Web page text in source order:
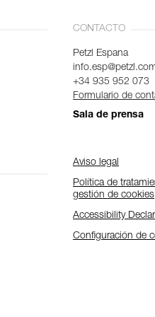
CONTACTO
Petzl Espana
+34 935 952 073
Formulario de
Sala de prensa
Aviso legal
Política de
gestión de cookies
Accessibility
Configuración de